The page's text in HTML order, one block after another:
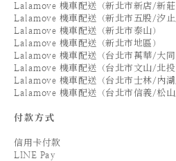
Lalamove 機車配送（新北市新店/新莊
Lalamove 機車配送（新北市五股/汐
Lalamove 機車配送（新北市泰山）
Lalamove 機車配送（新北市地區）
Lalamove 機車配送（台北市萬華/大同
Lalamove 機車配送（台北市文山/北投
Lalamove 機車配送（台北市士林/內湖
Lalamove 機車配送（台北市信義/松
付款方式
信用卡付款
LINE Pay